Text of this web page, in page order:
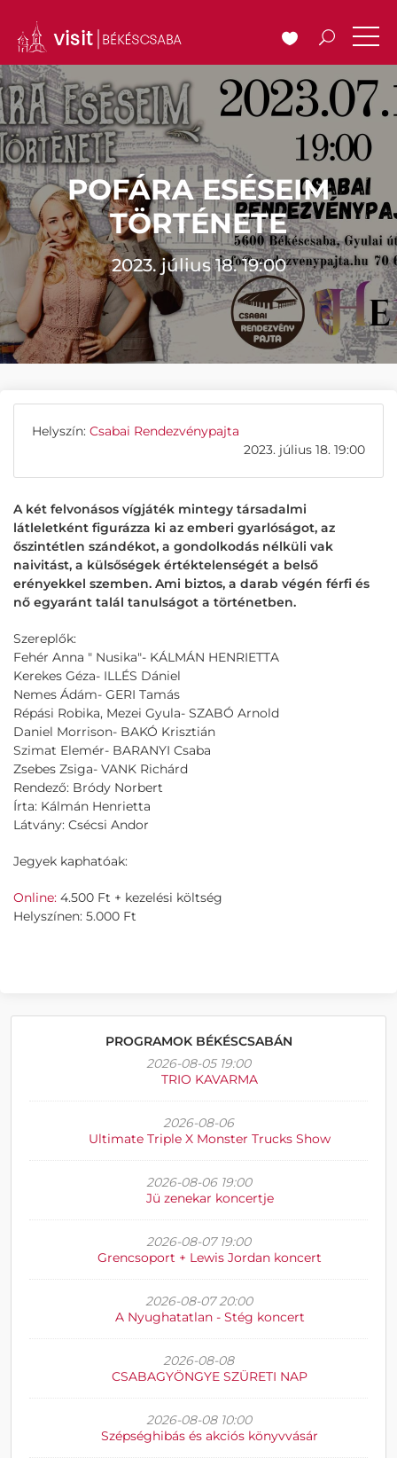
POFÁRA ESÉSEIM
TÖRTÉNETE
2023. július 18. 19:00
Helyszín: Csabai Rendezvénypajta
2023. július 18. 19:00
A két felvonásos vígjáték mintegy társadalmi
látleletként figurázza ki az emberi gyarlóságot, az
őszintétlen szándékot, a gondolkodás nélküli vak
naivitást, a külsőségek értéktelenségét a belső
erényekkel szemben. Ami biztos, a darab végén férfi és
nő egyaránt talál tanulságot a történetben.
Szereplők:
Fehér Anna " Nusika"- KÁLMÁN HENRIETTA
Kerekes Géza- ILLÉS Dániel
Nemes Ádám- GERI Tamás
Répási Robika, Mezei Gyula- SZABÓ Arnold
Daniel Morrison- BAKÓ Krisztián
Szimat Elemér- BARANYI Csaba
Zsebes Zsiga- VANK Richárd
Rendező: Bródy Norbert
Írta: Kálmán Henrietta
Látvány: Csécsi Andor
Jegyek kaphatóak:
Online: 4.500 Ft + kezelési költség
Helyszínen: 5.000 Ft
PROGRAMOK BÉKÉSCSABÁN
2026-08-05 19:00
TRIO KAVARMA
2026-08-06
Ultimate Triple X Monster Trucks Show
2026-08-06 19:00
Jü zenekar koncertje
2026-08-07 19:00
Grencsoport + Lewis Jordan koncert
2026-08-07 20:00
A Nyughatatlan - Stég koncert
2026-08-08
CSABAGYÖNGYE SZÜRETI NAP
2026-08-08 10:00
Szépséghibás és akciós könyvvásár